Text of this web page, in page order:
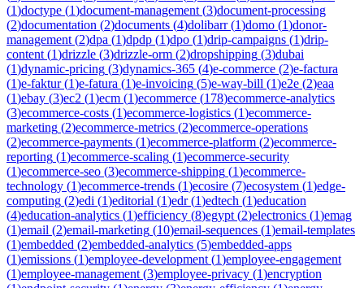
(1)doctype (1)document-management (3)document-processing
(2)documentation (2)documents (4)dolibarr(1)domo (1)donor-
management (2)dpa (1)dpdp (1)dpo (1)drip-campaigns (1)drip-
content (1)drizzle (3)drizzle-orm (2)dropshipping (3)dubai
(1)dynamic-pricing (3)dynamics-365 (4)e-commerce (2)e-factura
(1)e-faktur(1)e-fatura (1)e-invoicing (5)e-way-bill (1)e2e (2)eaa
(1)ebay (3)ec2 (1)ecm (1)ecommerce (178)ecommerce-analytics
(3)ecommerce-costs (1)ecommerce-logistics (1)ecommerce-
marketing (2)ecommerce-metrics (2)ecommerce-operations
(2)ecommerce-payments (1)ecommerce-platform (2)ecommerce-
reporting (1)ecommerce-scaling (1)ecommerce-security
(1)ecommerce-seo (3)ecommerce-shipping (1)ecommerce-
technology (1)ecommerce-trends (1)ecosire (7)ecosystem (1)edge-
computing (2)edi (1)editorial (1)edr(1)edtech (1)education
(4)education-analytics (1)efficiency (8)egypt (2)electronics (1)emag
(1)email (2)email-marketing (10)email-sequences (1)email-templates
(1)embedded (2)embedded-analytics (5)embedded-apps
(1)emissions (1)employee-development (1)employee-engagement
(1)employee-management (3)employee-privacy (1)encryption